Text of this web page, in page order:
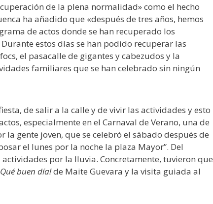
de la plena normalidad» como el hecho
ha añadido que «después de tres años, hemos
de actos donde se han recuperado los
estos días se han podido recuperar las
el pasacalle de gigantes y cabezudos y la
familiares que se han celebrado sin ningún
de salir a la calle y de vivir las actividades y esto
especialmente en el Carnaval de Verano, una de
la gente joven, que se celebró el sábado después de
el lunes por la noche la plaza Mayor”. Del
por la lluvia. Concretamente, tuvieron que
buen día!de Maite Guevara y la visita guiada al